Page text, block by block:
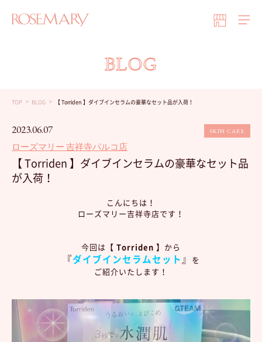
BLOG
TOP BLOG 【 Torriden 】ダイブインセラムの豪華なセット品が入荷！
2023.06.07
ローズマリー 吉祥寺パルコ店
SKIN CARE
【 Torriden 】ダイブインセラムの豪華なセット品
が入荷！
こんにちは！
ローズマリー吉祥寺店です！
今回は 【 Torriden 】 から
『ダイブインセラムセット』 を
ご紹介いたします！